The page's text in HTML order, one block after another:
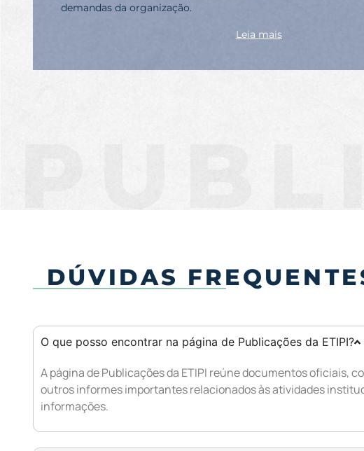
demandas da organização.
Leia mais
DÚVIDAS
O que posso encontrar na página de Publicações da ETIPI?
A página de Publicações da ETIPI reúne documentos oficiais,
outros informes importantes relacionados às atividades
informações.